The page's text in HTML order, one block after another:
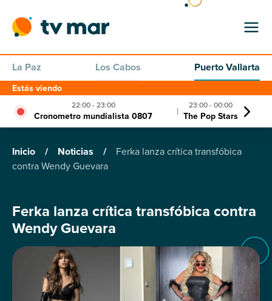
La Paz Los Cabos Puerto Vallarta
Estás viendo
22:00 - 23:00
Cronometro mundialista 0807 | 23:00 - 00:00
The Pop Stars
Inicio / Noticias /
Ferka lanza crítica transfóbica
contra Wendy Guevara
Ferka lanza crítica transfóbica contra
Wendy Guevara